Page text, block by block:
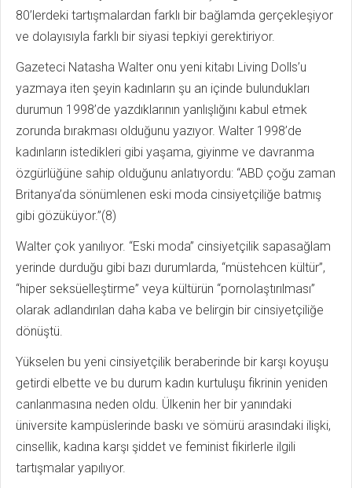
80’lerdeki tartışmalardan farklı bir bağlamda gerçekleşiyor
ve dolayısıyla farklı bir siyasi tepkiyi gerektiriyor.
Gazeteci Natasha Walter onu yeni kitabı Living Dolls’u
yazmaya iten şeyin kadınların şu an içinde bulundukları
durumun 1998’de yazdıklarının yanlışlığını kabul etmek
zorunda bırakması olduğunu yazıyor. Walter 1998’de
kadınların istedikleri gibi yaşama, giyinme ve davranma
özgürlüğüne sahip olduğunu anlatıyordu: “ABD çoğu zaman
Britanya’da sönümlenen eski moda cinsiyetçiliğe batmış
gibi gözüküyor.”(8)
Walter çok yanılıyor. “Eski moda” cinsiyetçilik sapasağlam
yerinde durduğu gibi bazı durumlarda, “müstehcen kültür”,
“hiper seksüelleştirme” veya kültürün “pornolaştırılması”
olarak adlandırılan daha kaba ve belirgin bir cinsiyetçiliğe
dönüştü.
Yükselen bu yeni cinsiyetçilik beraberinde bir karşı koyuşu
getirdi elbette ve bu durum kadın kurtuluşu fikrinin yeniden
canlanmasına neden oldu. Ülkenin her bir yanındaki
üniversite kampüslerinde baskı ve sömürü arasındaki ilişki,
cinsellik, kadına karşı şiddet ve feminist fikirlerle ilgili
tartışmalar yapılıyor.